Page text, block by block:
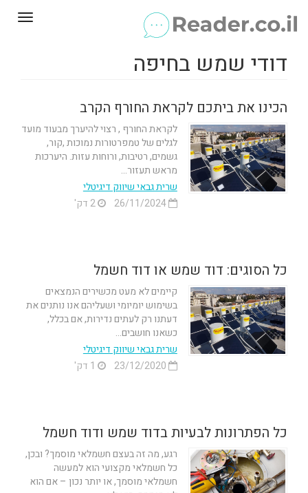
דודי שמש בחיפה
הכינו את ביתכם לקראת החורף הקרב
לקראת החורף , רצוי להיערך מבעוד מועד
לגלים של טמפרטורות נמוכות ,קור,
גשמים, רטיבות, ורוחות עזות. היערכות
מראש תעזור...
שרית גבאי שיווק דיגיטלי
26/11/2024
2 דק'
כל הסוגים: דוד שמש או דוד חשמל
קיימים לא מעט מכשירים הנמצאים
בשימוש יומיומי ושעליהם אנו נותנים את
דעתנו רק לעתים נדירות, אם בכלל,
כשאנו חושבים...
שרית גבאי שיווק דיגיטלי
כל הפתרונות לבעיות בדוד שמש ודוד חשמל
רגע, מה זה בעצם חשמלאי מוסמך? ובכן,
כל חשמלאי מקצועי הוא למעשה
חשמלאי מוסמך, או יותר נכון – אם הוא